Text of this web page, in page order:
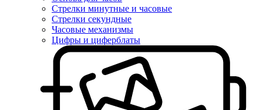
Стрелки минутные и часовые
Стрелки секундные
Часовые механизмы
Цифры и циферблаты